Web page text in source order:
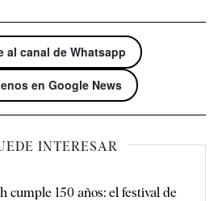
al canal de Whatsapp
en Google News
INTERESAR
cumple 150 años: el festival de